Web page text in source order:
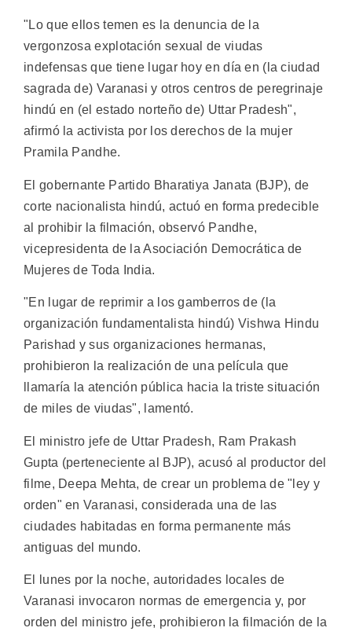
"Lo que ellos temen es la denuncia de la
vergonzosa explotación sexual de viudas
indefensas que tiene lugar hoy en día en (la ciudad
sagrada de) Varanasi y otros centros de peregrinaje
hindú en (el estado norteño de) Uttar Pradesh",
afirmó la activista por los derechos de la mujer
Pramila Pandhe.
El gobernante Partido Bharatiya Janata (BJP), de
corte nacionalista hindú, actuó en forma predecible
al prohibir la filmación, observó Pandhe,
vicepresidenta de la Asociación Democrática de
Mujeres de Toda India.
"En lugar de reprimir a los gamberros de (la
organización fundamentalista hindú) Vishwa Hindu
Parishad y sus organizaciones hermanas,
prohibieron la realización de una película que
llamaría la atención pública hacia la triste situación
de miles de viudas", lamentó.
El ministro jefe de Uttar Pradesh, Ram Prakash
Gupta (perteneciente al BJP), acusó al productor del
filme, Deepa Mehta, de crear un problema de "ley y
orden" en Varanasi, considerada una de las
ciudades habitadas en forma permanente más
antiguas del mundo.
El lunes por la noche, autoridades locales de
Varanasi invocaron normas de emergencia y, por
orden del ministro jefe, prohibieron la filmación de la